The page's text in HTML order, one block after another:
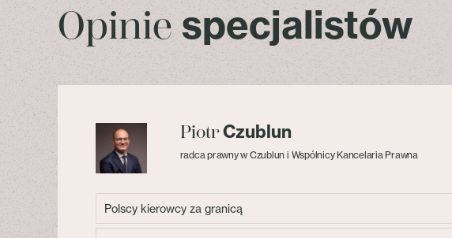
Opinie specjalistów
PiotrCzublun
radca prawny w Czublun i Wspólnicy Kancelaria Prawna
Polscy kierowcy za granicą